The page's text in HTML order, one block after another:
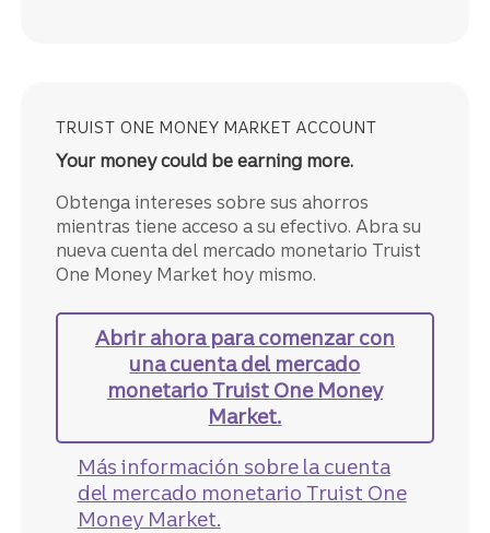
TRUIST ONE MONEY MARKET ACCOUNT
Your money could be earning more.
Obtenga intereses sobre sus ahorros
mientras tiene acceso a su efectivo. Abra su
nueva cuenta del mercado monetario Truist
One Money Market hoy mismo.
Abrir ahora para comenzar con
una cuenta del mercado
monetario Truist One Money
Market.
Más información sobre la cuenta
del mercado monetario Truist One
Money Market.